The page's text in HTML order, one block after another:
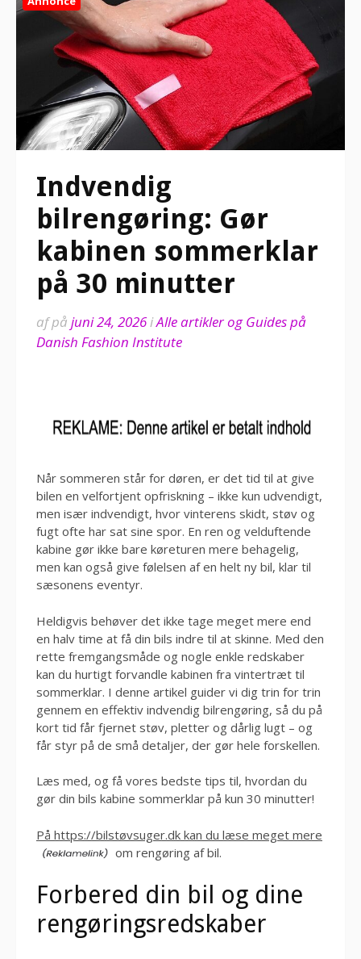
Indvendig
bilrengøring: Gør
kabinen sommerklar
på 30 minutter
afpå juni 24, 2026iAlle artikler og Guides på
Danish Fashion Institute
Når sommeren står for døren, er det tid til at give
bilen en velfortjent opfriskning – ikke kun udvendigt,
men især indvendigt, hvor vinterens skidt, støv og
fugt ofte har sat sine spor. En ren og velduftende
kabine gør ikke bare køreturen mere behagelig,
men kan også give følelsen af en helt ny bil, klar til
sæsonens eventyr.
Heldigvis behøver det ikke tage meget mere end
en halv time at få din bils indre til at skinne. Med den
rette fremgangsmåde og nogle enkle redskaber
kan du hurtigt forvandle kabinen fra vintertræt til
sommerklar. I denne artikel guider vi dig trin for trin
gennem en effektiv indvendig bilrengøring, så du på
kort tid får fjernet støv, pletter og dårlig lugt – og
får styr på de små detaljer, der gør hele forskellen.
Læs med, og få vores bedste tips til, hvordan du
gør din bils kabine sommerklar på kun 30 minutter!
På https://bilstøvsuger.dk kan du læse meget mere
om rengøring af bil.
Forbered din bil og dine
rengøringsredskaber